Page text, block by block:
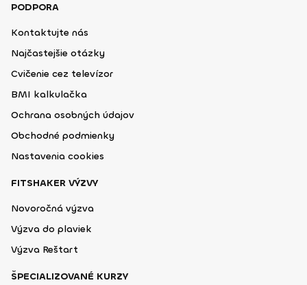
PODPORA
Kontaktujte nás
Najčastejšie otázky
Cvičenie cez televízor
BMI kalkulačka
Ochrana osobných údajov
Obchodné podmienky
Nastavenia cookies
FITSHAKER VÝZVY
Novoročná výzva
Výzva do plaviek
Výzva Reštart
ŠPECIALIZOVANÉ KURZY